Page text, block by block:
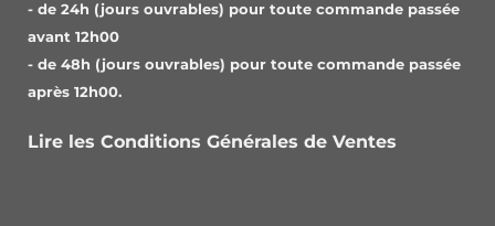
- de 24h (jours ouvrables) pour toute commande passée
avant 12h00
- de 48h (jours ouvrables) pour toute commande passée
après 12h00.
Lire les Conditions Générales de Ventes